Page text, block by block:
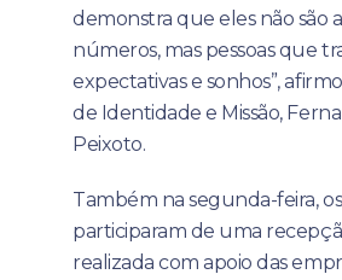
demonstra que eles não são
números, mas pessoas que
expectativas e sonhos”,
de Identidade e Missão,
Peixoto.
Também na segunda-feira,
participaram de uma
realizada com apoio das